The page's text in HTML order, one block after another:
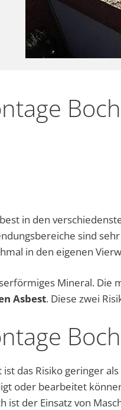
in den
sind
in den eigenen
Mineral.
Asbest. Diese zwei
das Risiko geringer als
oder bearbeitet
ist der Einsatz von